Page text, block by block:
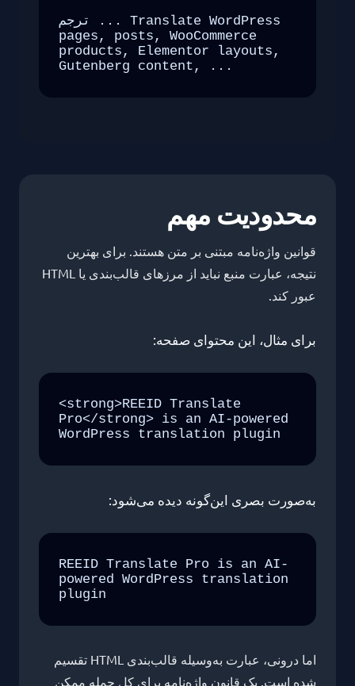
ترجم ... Translate WordPress
pages, posts, WooCommerce
products, Elementor layouts,
Gutenberg content, ...
محدودیت مهم
قوانین واژه‌نامه مبتنی بر متن هستند. برای بهترین
نتیجه، عبارت منبع نباید از مرزهای قالب‌بندی یا HTML
عبور کند.
برای مثال، این محتوای صفحه:
<strong>REEID Translate
Pro</strong> is an AI-powered
WordPress translation plugin
به‌صورت بصری این‌گونه دیده می‌شود:
REEID Translate Pro is an AI-
powered WordPress translation
plugin
اما درونی، عبارت به‌وسیله قالب‌بندی HTML تقسیم
شده است. یک قانون واژه‌نامه برای کل جمله ممکن